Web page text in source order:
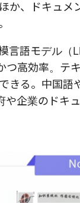
か、ドキュ
言語モデル
高効率。テ
きる。中国
企業のドキ